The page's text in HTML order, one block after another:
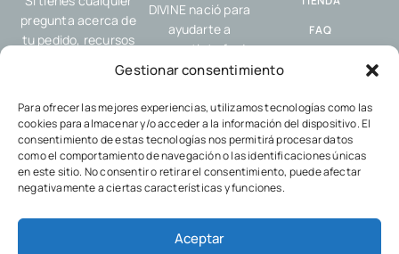
Gestionar consentimiento
Para ofrecer las mejores experiencias, utilizamos tecnologías como las
cookies para almacenar y/o acceder a la información del dispositivo. El
consentimiento de estas tecnologías nos permitirá procesar datos
como el comportamiento de navegación o las identificaciones únicas
en este sitio. No consentir o retirar el consentimiento, puede afectar
negativamente a ciertas características y funciones.
Aceptar
pregunta acerca de
tu pedido, recursos
por favor, contacta
DIVINE nació para
ayudarte a
compartir tu fe de
forma sencilla y
estés: en el trabajo,
en el gimnasio, con
tus amigos o en
cualquier encuentro
cotidiano.
FAQ
DEVOLUCIONES
POLÍTICA DE
COOKIES
POLÍTICA DE
PRIVACIDAD